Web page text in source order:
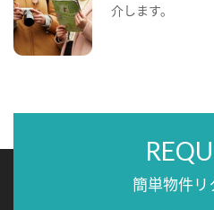
介します。
簡単物件リ